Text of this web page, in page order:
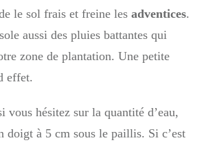
le sol frais et freine les adventices.
aussi des pluies battantes qui
zone de plantation. Une petite
effet.
vous hésitez sur la quantité d’eau,
doigt à 5 cm sous le paillis. Si c’est